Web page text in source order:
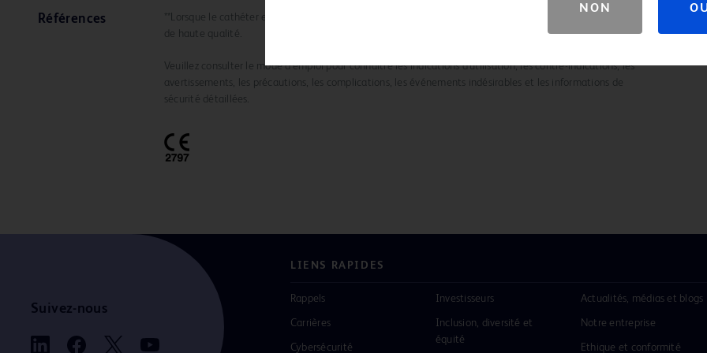
Références
**Lorsque le cathéter est exposé au système vasculaire, il doit être manipulé sous guidage radioscopique
de haute qualité.
Veuillez consulter le mode d’emploi pour connaître les indications d’utilisation, les contre-indications, les
avertissements, les précautions, les complications, les événements indésirables et les informations de
sécurité détaillées.
Suivez-nous
LIENS RAPIDES
Rappels
Carrières
Cybersécurité
Investisseurs
Inclusion, diversité et
équité
Actualités, médias et blogs
Notre entreprise
Ethique et conformité
NON